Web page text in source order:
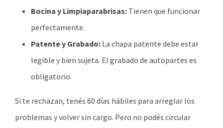
Bocina y Limpiaparabrisas: Tienen que funcionar
perfectamente.
Patente y Grabado: La chapa patente debe estar
legible y bien sujeta. El grabado de autopartes es
obligatorio.
Si te rechazan, tenés 60 días hábiles para arreglar los
problemas y volver sin cargo. Pero no podés circular